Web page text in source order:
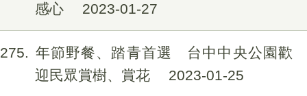
感心
2023-01-27
年節野餐、踏青首選 台中中央公園歡
迎民眾賞樹、賞花
2023-01-25